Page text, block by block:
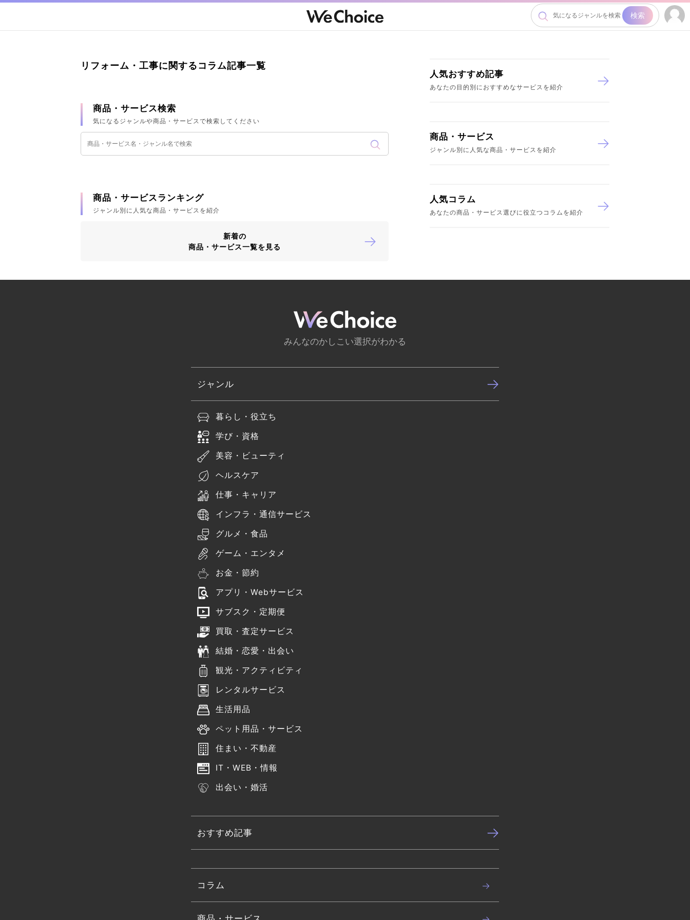
検索
リフォーム・工事に関するコラム記事一覧
商品・サービス検索
気になるジャンルや商品・サービスで検索してください
商品・サービスランキング
ジャンル別に人気な商品・サービスを紹介
新着の
商品・サービス一覧を見る
人気おすすめ記事
あなたの目的別におすすめなサービスを紹介
商品・サービス
ジャンル別に人気な商品・サービスを紹介
人気コラム
あなたの商品・サービス選びに役立つコラムを紹介
みんなのかしこい選択がわかる
ジャンル
暮らし・役立ち
学び・資格
美容・ビューティ
ヘルスケア
仕事・キャリア
インフラ・通信サービス
グルメ・食品
ゲーム・エンタメ
お金・節約
アプリ・Webサービス
サブスク・定期便
買取・査定サービス
結婚・恋愛・出会い
観光・アクティビティ
レンタルサービス
生活用品
ペット用品・サービス
住まい・不動産
IT・WEB・情報
出会い・婚活
おすすめ記事
コラム